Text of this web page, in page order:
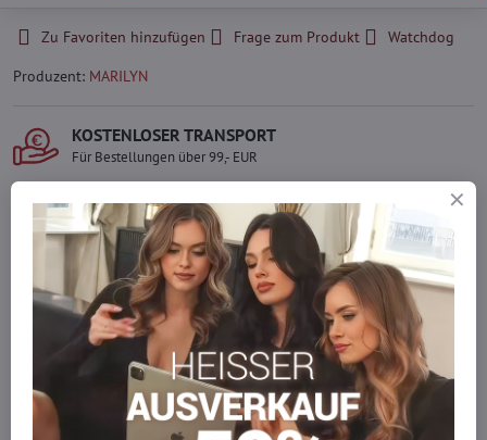
Zu Favoriten hinzufügen Frage zum Produkt
Watchdog
Produzent: MARILYN
KOSTENLOSER TRANSPORT
Für Bestellungen über 99,- EUR
Schnell und direkt nach Hause.
SICHERE ZAHLUNGEN
Gesicherte Online-Zahlungen
Ware auf Lager
Wir versenden sofort
Werden Sie Teil von everlady
Werden Sie Teil von everlady und genießen Sie einen5 %
Mitgliedervorteilbei jedem Einkauf.
Der Vorteil wird automatisch im Warenkorb angewendet.